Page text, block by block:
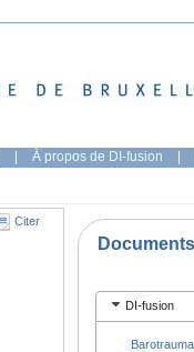
| À propos de DI-fusion |
Citer
DI-fusion